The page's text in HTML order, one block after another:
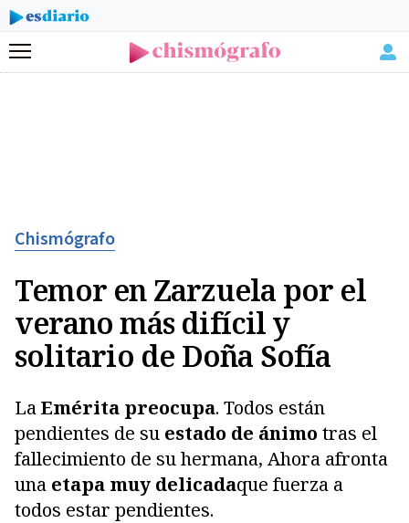
Menú
Chismógrafo
Temor en Zarzuela por el
verano más difícil y
solitario de Doña Sofía
LaEmérita preocupa. Todos están
pendientes de su estado de ánimo tras el
fallecimiento de su hermana, Ahora afronta
una etapa muy delicadaque fuerza a
todos estar pendientes.